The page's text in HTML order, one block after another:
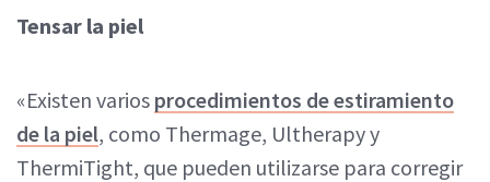
Tensar la piel
«Existen varios procedimientos de estiramiento
de la piel, como Thermage, Ultherapy y
ThermiTight, que pueden utilizarse para corregir